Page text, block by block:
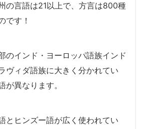
の言語は21以上で、方言は800種
です！
のインド・ヨーロッパ語族インド
ヴィダ語族に大きく分かれてい
が異なります。
とヒンズー語が広く使われてい